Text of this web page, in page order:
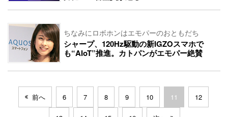
ちなみにロボホンはエモパーのおともだち
シャープ、120Hz駆動の新IGZOスマホで
も“AIoT”推進。カトパンがエモパー絶賛
前へ 6 7 8 9 10 11 12